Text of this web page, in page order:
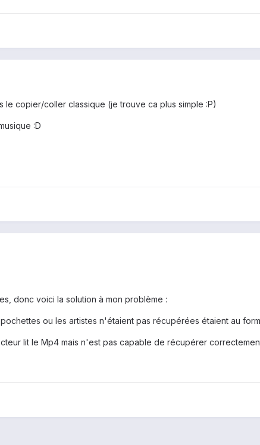
le copier/coller classique (je trouve ca plus simple :P)
:D
donc voici la solution à mon problème :
ou les artistes n'étaient pas récupérées étaient au
lit le Mp4 mais n'est pas capable de récupérer